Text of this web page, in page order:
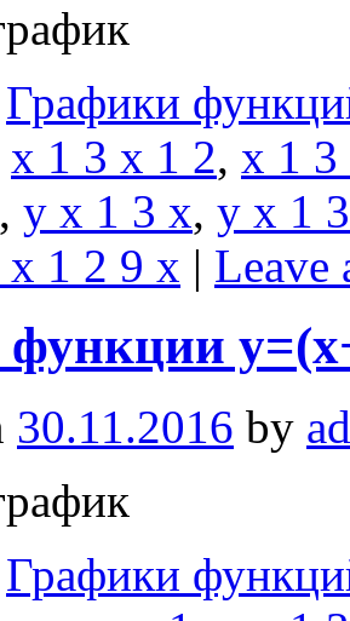
Графики
x 1 3 x 1 2, x 1 3
, y x 1 3 x, y x 1
1 2 9 x | Leave
30.11.2016 by
Графики